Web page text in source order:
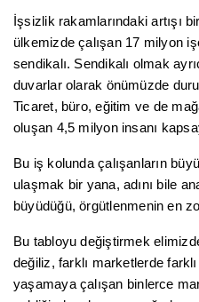
İşsizlik rakamlarındaki artışı
ülkemizde çalışan 17 milyon
sendikalı. Sendikalı olmak
duvarlar olarak önümüzde
Ticaret, büro, eğitim ve de
oluşan 4,5 milyon insanı
Bu iş kolunda çalışanların
ulaşmak bir yana, adını bile
büyüdüğü, örgütlenmenin en
Bu tabloyu değiştirmek
değiliz, farklı marketlerde
yaşamaya çalışan binlerce